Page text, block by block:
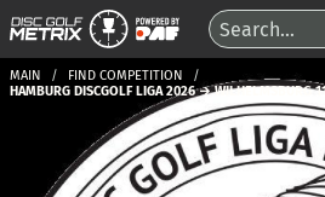
MAIN
FIND COMPETITION
HAMBURG DISCGOLF LIGA 2026 → WILHELMSBURG